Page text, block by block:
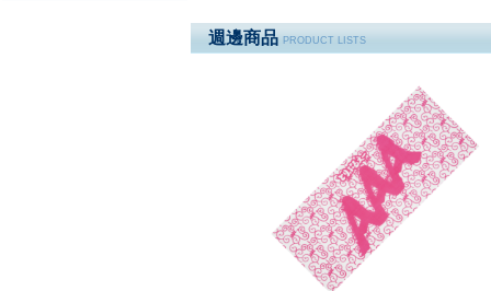
週邊商品 PRODUCT LISTS